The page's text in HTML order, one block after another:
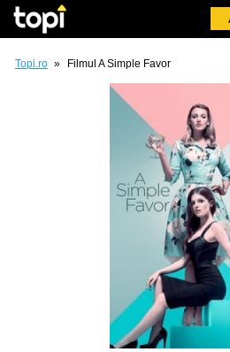
Topi.ro » Filmul A Simple Favor